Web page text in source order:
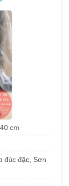
cm
đúc đặc, Sơn